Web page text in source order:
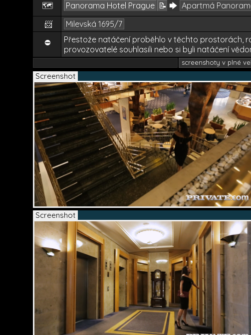
🗺️
Panorama Hotel Prague 📝 🡆 Apartmá
📨
Milevská 1695/7
⛔
Přestože natáčení proběhlo v těchto prostorách,
provozovatelé souhlasili nebo si byli natáčení
screenshoty v plné
Screenshot
Screenshot